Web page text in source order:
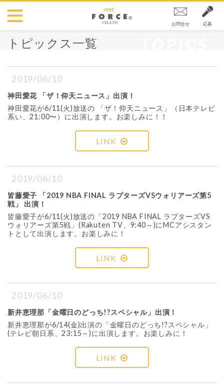
お問合せ 応募
トピックス一覧
2019/06/10
神田愛花 「ザ！仰天ニュース」出演！
神田愛花が6/11(火)放送の 「ザ！仰天ニュース」（日本テレビ
系い、21:00〜）に出演します。お楽しみに！！
LINK
2019/06/10
皆藤愛子 「2019 NBA FINAL ラプターズVSウォリアーズ第5
戦」 出演！
皆藤愛子が6/11(火)放送の「2019 NBA FINAL ラプターズVS
ウォリアーズ第5戦」(Rakuten TV、9:40～)にMCアシスタン
トとして出演します。お楽しみに！
LINK
2019/06/10
新井恵理那「金曜日のどっち!?スペシャル」出演！
新井恵理那が6/14(金)出演の「金曜日のどっち!?スペシャル」
(テレビ朝日系、23:15～)に出演します。お楽しみに！
LINK